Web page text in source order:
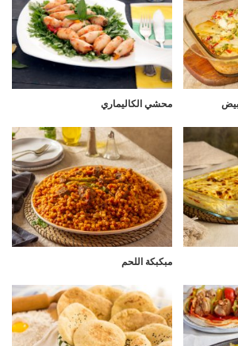
محشي الكاليماري
مبكبكة اللحم